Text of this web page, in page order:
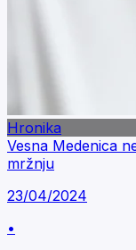
Hronika
Vesna Medenica
mržnju
23/04/2024
•